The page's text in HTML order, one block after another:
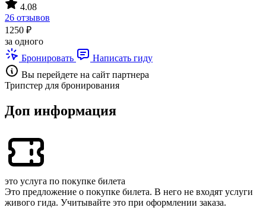
4.08
26 отзывов
1250 ₽
за одного
Бронировать
Написать гиду
Вы перейдете на сайт партнера
Трипстер для бронирования
Доп информация
это услуга по покупке билета
Это предложение о покупке билета. В него не входят услуги
живого гида. Учитывайте это при оформлении заказа.